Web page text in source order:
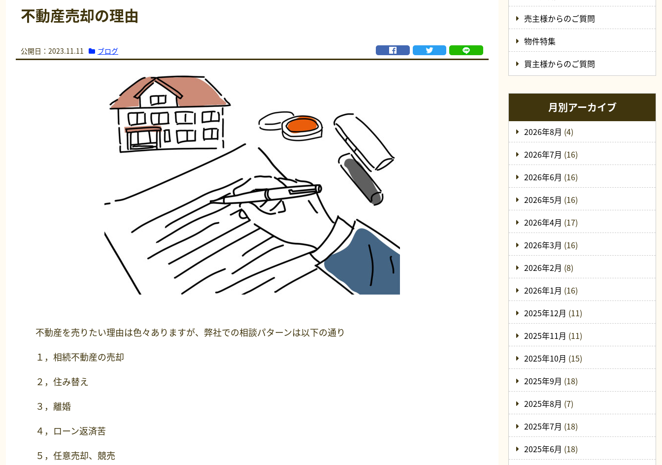
不動産売却の理由
公開日：2023.11.11 ブログ
不動産を売りたい理由は色々ありますが、弊社での相談パターンは以下の通り
１，相続不動産の売却
２，住み替え
３，離婚
４，ローン返済苦
５，任意売却、競売
売主様からのご質問
物件特集
買主様からのご質問
月別アーカイブ
2026年8月 (4)
2026年7月 (16)
2026年6月 (16)
2026年5月 (16)
2026年4月 (17)
2026年3月 (16)
2026年2月 (8)
2026年1月 (16)
2025年12月 (11)
2025年11月 (11)
2025年10月 (15)
2025年9月 (18)
2025年8月 (7)
2025年7月 (18)
2025年6月 (18)